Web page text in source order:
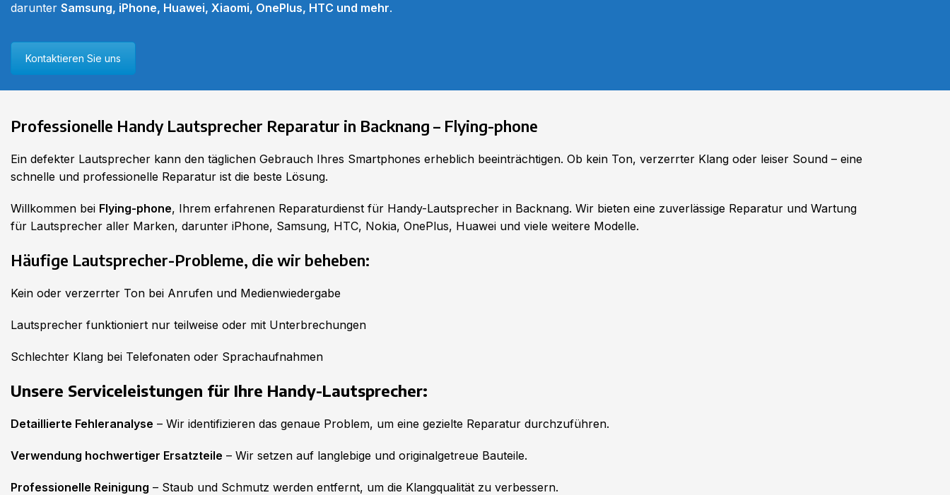
darunter Samsung, iPhone, Huawei, Xiaomi, OnePlus, HTC und mehr.
Kontaktieren Sie uns
Professionelle Handy Lautsprecher Reparatur in Backnang – Flying-phone
Ein defekter Lautsprecher kann den täglichen Gebrauch Ihres Smartphones erheblich beeinträchtigen. Ob kein Ton, verzerrter Klang oder leiser Sound – eine
schnelle und professionelle Reparatur ist die beste Lösung.
Willkommen bei Flying-phone, Ihrem erfahrenen Reparaturdienst für Handy-Lautsprecher in Backnang. Wir bieten eine zuverlässige Reparatur und Wartung
für Lautsprecher aller Marken, darunter iPhone, Samsung, HTC, Nokia, OnePlus, Huawei und viele weitere Modelle.
Häufige Lautsprecher-Probleme, die wir beheben:
Kein oder verzerrter Ton bei Anrufen und Medienwiedergabe
Lautsprecher funktioniert nur teilweise oder mit Unterbrechungen
Schlechter Klang bei Telefonaten oder Sprachaufnahmen
Unsere Serviceleistungen für Ihre Handy-Lautsprecher:
Detaillierte Fehleranalyse – Wir identifizieren das genaue Problem, um eine gezielte Reparatur durchzuführen.
Verwendung hochwertiger Ersatzteile – Wir setzen auf langlebige und originalgetreue Bauteile.
Professionelle Reinigung – Staub und Schmutz werden entfernt, um die Klangqualität zu verbessern.